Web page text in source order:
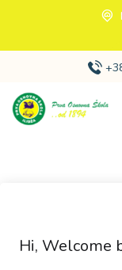
Hi, Welcome